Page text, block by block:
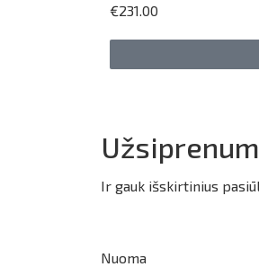
€231.00
Ir gauk išskirtinius
Nuoma